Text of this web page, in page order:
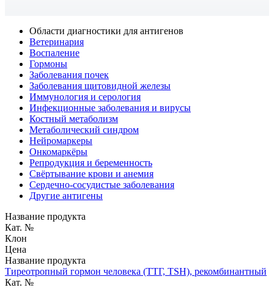
Области диагностики для антигенов
Ветеринария
Воспаление
Гормоны
Заболевания почек
Заболевания щитовидной железы
Иммунология и серология
Инфекционные заболевания и вирусы
Костный метаболизм
Метаболический синдром
Нейромаркеры
Онкомаркёры
Репродукция и беременность
Свёртывание крови и анемия
Сердечно-сосудистые заболевания
Другие антигены
Название продукта
Кат. №
Клон
Цена
Название продукта
Тиреотропный гормон человека (ТТГ, TSH), рекомбинантный
Кат. №